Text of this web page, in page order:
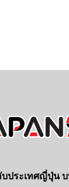
บประเทศญี่ปุ่น